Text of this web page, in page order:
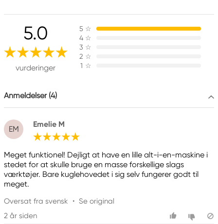
5.0
vurderinger
5 ☆
4 ☆
3 ☆
2 ☆
1 ☆
Anmeldelser (4)
EM
Emelie M
Meget funktionel! Dejligt at have en lille alt-i-en-maskine i
stedet for at skulle bruge en masse forskellige slags
værktøjer. Bare kuglehovedet i sig selv fungerer godt til
meget.
Oversat fra svensk • Se original
2 år siden